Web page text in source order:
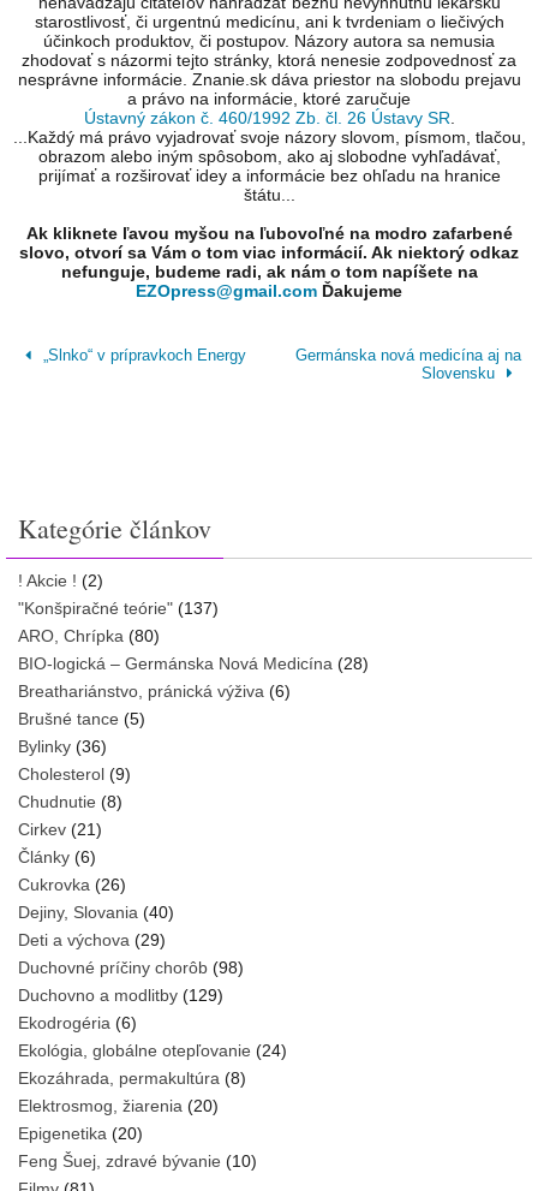
starostlivosť, či urgentnú medicínu, ani k tvrdeniam o liečivých
účinkoch produktov, či postupov. Názory autora sa nemusia
zhodovať s názormi tejto stránky, ktorá nenesie zodpovednosť za
nesprávne informácie. Znanie.sk dáva priestor na slobodu prejavu
a právo na informácie, ktoré zaručuje
Ústavný zákon č. 460/1992 Zb. čl. 26 Ústavy SR
...Každý má právo vyjadrovať svoje názory slovom, písmom, tlačou,
obrazom alebo iným spôsobom, ako aj slobodne vyhľadávať,
prijímať a rozširovať idey a informácie bez ohľadu na hranice
štátu...
Ak kliknete ľavou myšou na ľubovoľné na modro zafarbené
slovo, otvorí sa Vám o tom viac informácií. Ak niektorý odkaz
nefunguje, budeme radi, ak nám o tom napíšete na
EZOpress@gmail.com Ďakujeme
„Slnko“ v prípravkoch Energy
Germánska nová medicína aj na
Slovensku
Kategórie článkov
! Akcie ! (2)
"Konšpiračné teórie" (137)
ARO, Chrípka (80)
BIO-logická – Germánska Nová Medicína (28)
Breathariánstvo, pránická výživa (6)
Brušné tance (5)
Bylinky (36)
Cholesterol (9)
Chudnutie (8)
Cirkev (21)
Články (6)
Cukrovka (26)
Dejiny, Slovania (40)
Deti a výchova (29)
Duchovné príčiny chorôb (98)
Duchovno a modlitby (129)
Ekodrogéria (6)
Ekológia, globálne otepľovanie (24)
Ekozáhrada, permakultúra (8)
Elektrosmog, žiarenia (20)
Epigenetika (20)
Feng Šuej, zdravé bývanie (10)